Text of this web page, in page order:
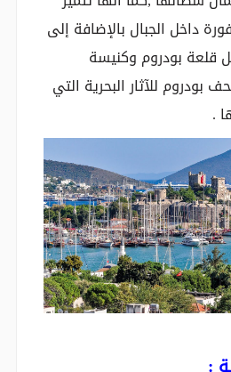
داخل الجبال بالإضافة إلى
قلعة بودروم وكنيسة
للآثار البحرية التي
.